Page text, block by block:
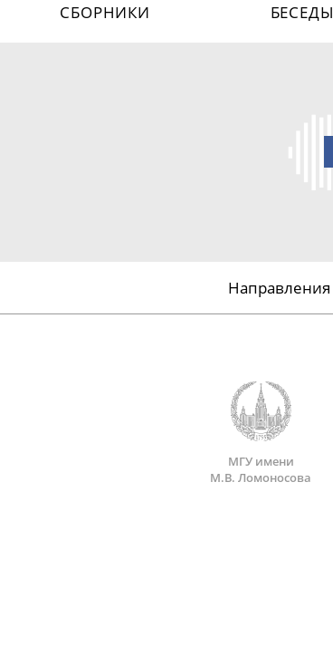
СБОРНИКИ БЕСЕДЫ
Направления
МГУ имени
М.В. Ломоносова